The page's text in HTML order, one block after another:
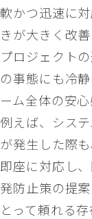
軟かつ迅速に
きが大きく改善
プロジェクト
の事態にも冷
ーム全体の安
例えば、シス
が発生した際
即座に対応し
発防止策の提
とって頼れる存